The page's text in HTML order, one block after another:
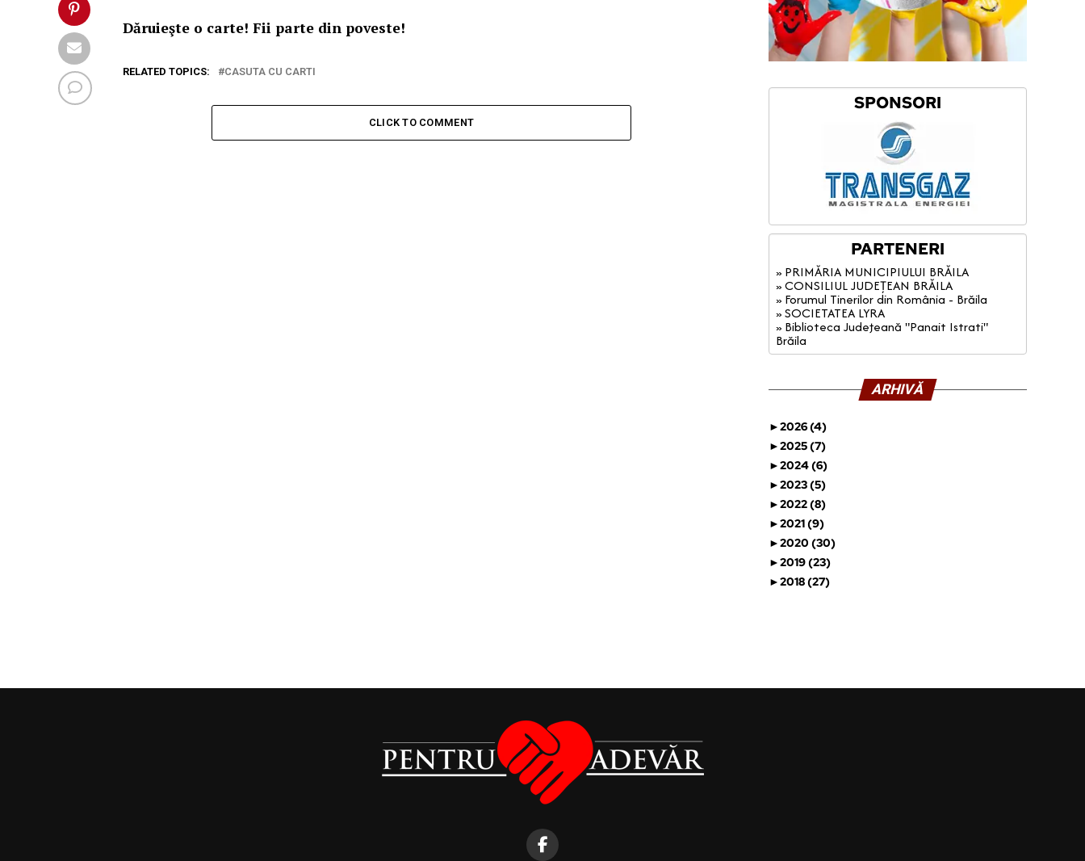
Dăruieşte o carte! Fii parte din poveste!
RELATED TOPICS: CASUTA CU CARTI
CLICK TO COMMENT
SPONSORI
PARTENERI
» PRIMĂRIA MUNICIPIULUI BRĂILA
» CONSILIUL JUDEȚEAN BRĂILA
» Forumul Tinerilor din România - Brăila
» SOCIETATEA LYRA
» Biblioteca Judeţeană "Panait Istrati"
Brăila
ARHIVĂ
►2026 (4)
►2025 (7)
►2024 (6)
►2023 (5)
►2022 (8)
►2021 (9)
►2020 (30)
►2019 (23)
►2018 (27)